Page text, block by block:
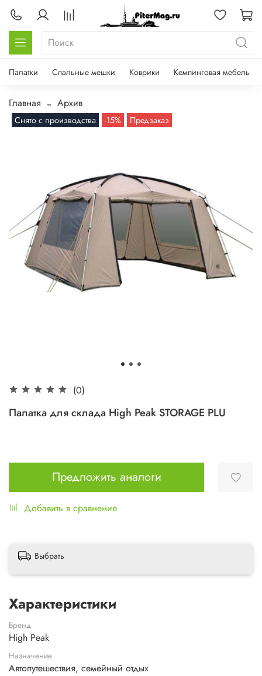
Палатки Спальные мешки Коврики Кемпинговая мебель
Главная Архив
Снято с производства -15% Предзаказ
(0)
Палатка для склада High Peak STORAGE PLU
Предложить аналоги
Добавить в сравнение
Выбрать
Характеристики
Бренд
High Peak
Назначение
Автопутешествия, семейный отдых